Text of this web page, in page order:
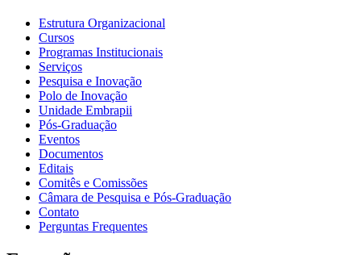
Estrutura Organizacional
Cursos
Programas Institucionais
Serviços
Pesquisa e Inovação
Polo de Inovação
Unidade Embrapii
Pós-Graduação
Eventos
Documentos
Editais
Comitês e Comissões
Câmara de Pesquisa e Pós-Graduação
Contato
Perguntas Frequentes